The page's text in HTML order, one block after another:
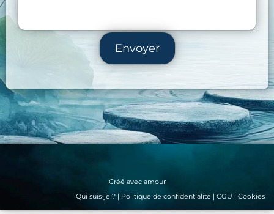
Envoyer
Créé avec amour
Qui suis-je ? | Politique de confidentialité | CGU | Cookies